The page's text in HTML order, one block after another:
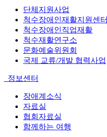
단체지원사업
척수장애인재활지원센터
척수장애인직업재활
척수재활연구소
문화예술위원회
국제 교류/개발 협력사업
정보센터
장애계소식
자료실
협회자료실
함께하는 여행